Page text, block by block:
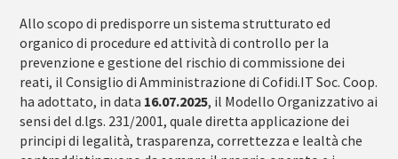
Allo scopo di predisporre un sistema strutturato ed
organico di procedure ed attività di controllo per la
prevenzione e gestione del rischio di commissione dei
reati, il Consiglio di Amministrazione di Cofidi.IT Soc. Coop.
ha adottato, in data 16.07.2025, il Modello Organizzativo ai
sensi del d.lgs. 231/2001, quale diretta applicazione dei
principi di legalità, trasparenza, correttezza e lealtà che